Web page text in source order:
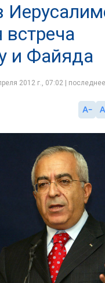
встреча
и Файяда
2012 г., 07:02 |